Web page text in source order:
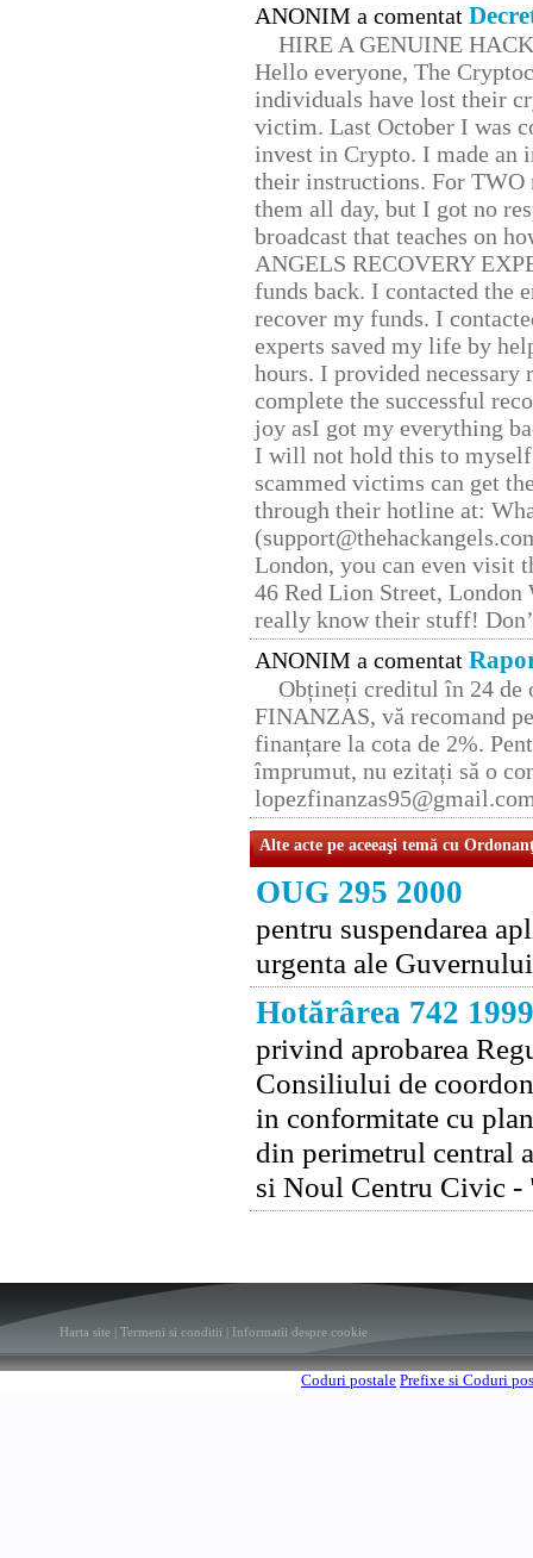
ANONIM a comentat
HIRE A GENUINE
Hello everyone, The
individuals have lost their
victim. Last October I was
invest in Crypto. I made
their instructions. For TWO
them all day, but I got no
broadcast that teaches on
ANGELS RECOVERY
funds back. I contacted the
recover my funds. I
experts saved my life by
hours. I provided
complete the successful
joy asI got my everything
I will not hold this to
scammed victims can get
through their hotline at:
London, you can even visit
46 Red Lion Street, London
really know their stuff!
ANONIM a comentat
Obțineți creditul în 24 de
FINANZAS, vă recomand
finanțare la cota de 2%.
împrumut, nu ezitați să o
Alte acte pe aceeaşi temă cu
OUG 295 2000
pentru suspendarea
urgenta ale Guvernului
Hotărârea 742 1999
privind aprobarea
Consiliului de
in conformitate cu
din perimetrul central
si Noul Centru Civic -
Harta site Termeni si conditii Informatii despre cookie
Coduri postale Prefixe si Coduri